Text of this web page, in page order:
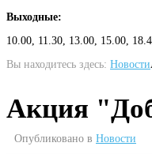
Выходные:
10.00, 11.30, 13.00, 15.00,
Вы находитесь здесь: Новости
Акция
Опубликовано в Новости